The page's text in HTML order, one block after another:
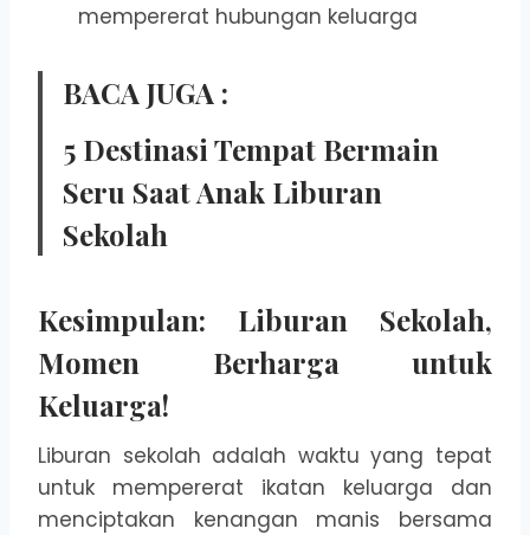
mempererat hubungan keluarga
BACA JUGA :
5 Destinasi Tempat Bermain
Seru Saat Anak Liburan
Sekolah
Kesimpulan: Liburan Sekolah,
Momen Berharga untuk
Keluarga!
Liburan sekolah adalah waktu yang tepat
untuk mempererat ikatan keluarga dan
menciptakan kenangan manis bersama